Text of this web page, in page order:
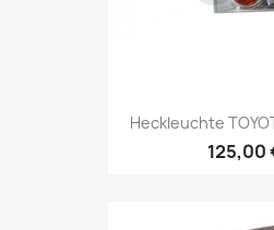
Heckleuchte
125,00